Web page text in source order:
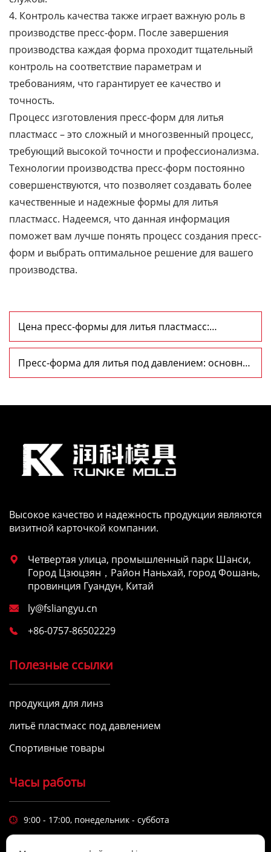
4. Контроль качества также играет важную роль в
производстве пресс-форм. После завершения
производства каждая форма проходит тщательный
контроль на соответствие параметрам и
требованиям, что гарантирует ее качество и
точность.
Процесс изготовления пресс-форм для литья
пластмасс – это сложный и многозвенный процесс,
требующий высокой точности и профессионализма.
Технологии производства пресс-форм постоянно
совершенствуются, что позволяет создавать более
качественные и надежные формы для литья
пластмасс. Надеемся, что данная информация
поможет вам лучше понять процесс создания пресс-
форм и выбрать оптимальное решение для вашего
производства.
Цена пресс-формы для литья пластмасс:
информация и рекомендации
Пресс-форма для литья под давлением: основные
характеристики
Высокое качество и надежность продукции являются
визитной карточкой компании.

Четвертая улица, промышленный парк Шанси,
Город Цзюцзян，Район Наньхай, город Фошань,
провинция Гуандун, Китай
 ly@fsliangyu.cn
 +86-0757-86502229
Полезные ссылки
продукция для линз
литьё пластмасс под давлением
Спортивные товары
Часы работы
 9:00 - 17:00, понедельник - суббота